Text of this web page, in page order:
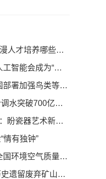
《哪吒2》爆火 带给动漫人才培养哪些启示
当大学生遇上大模型 人工智能会成为“偷懒神器”吗？
守护自然生态安全 我国部署加强鸟类等野生动植物保护
南水北调中线工程累计调水突破700亿立方米
潮州“90后”许泽荣代表：盼瓷器艺术新品燃爆全球
情有独钟”
生态环境部：2024年全国环境空气质量稳中向好
中国两部门继续支持历史遗留废弃矿山生态修复